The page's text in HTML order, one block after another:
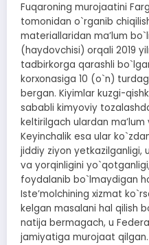
Fuqaroning murojaatini
tomonidan o`rganib
materiallaridan maʼlum
(haydovchisi) orqali 2019
tadbirkorga qarashli
korxonasiga 10 (o`n)
bergan. Kiyimlar kuzgi-
sababli kimyoviy
keltirilgach ulardan
Keyinchalik esa ular
jiddiy ziyon yetkazilganligi,
va yorqinligini
foydalanib bo`lmaydigan
Isteʼmolchining xizmat
kelgan masalani hal qilish
natija bermagach, u
jamiyatiga murojaat qilgan.